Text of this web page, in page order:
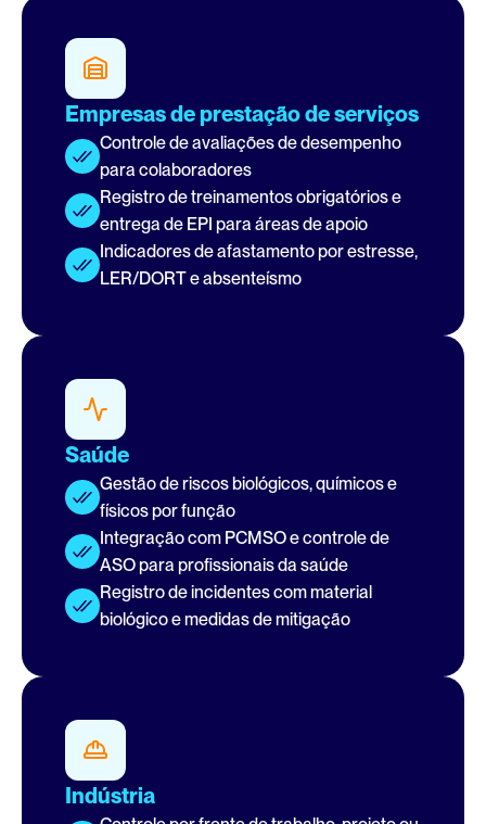
Empresas de prestação de serviços
Controle de avaliações de desempenho
para colaboradores
Registro de treinamentos obrigatórios e
entrega de EPI para áreas de apoio
Indicadores de afastamento por estresse,
LER/DORT e absenteísmo
Saúde
Gestão de riscos biológicos, químicos e
físicos por função
Integração com PCMSO e controle de
ASO para profissionais da saúde
Registro de incidentes com material
biológico e medidas de mitigação
Indústria